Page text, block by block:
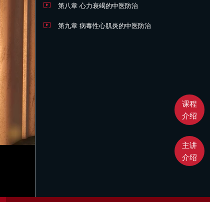
课程
介绍
主讲
介绍
第八章 心力衰竭的中医防治
第九章 病毒性心肌炎的中医防治